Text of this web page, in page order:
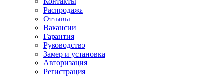
Распродажа
Отзывы
Вакансии
Гарантия
Руководство
Замер и установка
Авторизация
Регистрация